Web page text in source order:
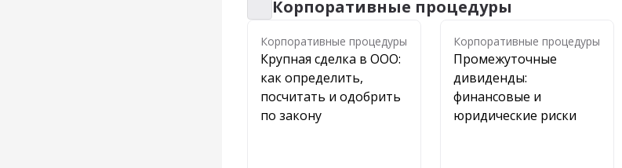
Корпоративные процедуры
Корпоративные процедуры
Корпоративные процедуры
Крупная сделка в ООО:
как определить,
посчитать и одобрить
по закону
Корпоративные процедуры
Промежуточные
дивиденды:
финансовые и
юридические риски